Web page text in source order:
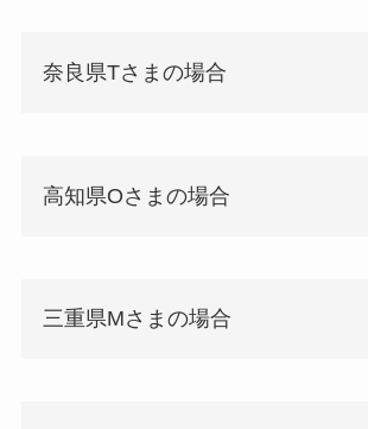
奈良県Tさまの場合
高知県Oさまの場合
三重県Mさまの場合